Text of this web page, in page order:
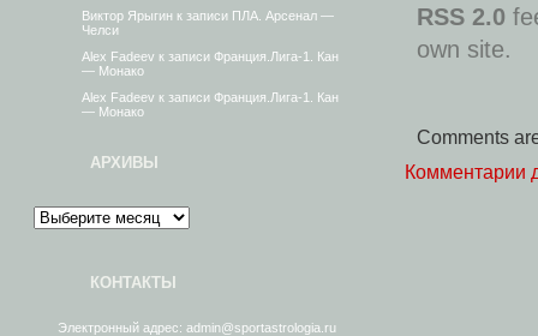
Виктор Ярыгин к записи ПЛА. Арсенал —
Челси
Alex Fadeev к записи Франция.Лига-1. Кан
— Монако
Alex Fadeev к записи Франция.Лига-1. Кан
— Монако
АРХИВЫ
КОНТАКТЫ
Электронный адрес: admin@sportastrologia.ru
RSS 2.0
own site.
Comments
Комментарии